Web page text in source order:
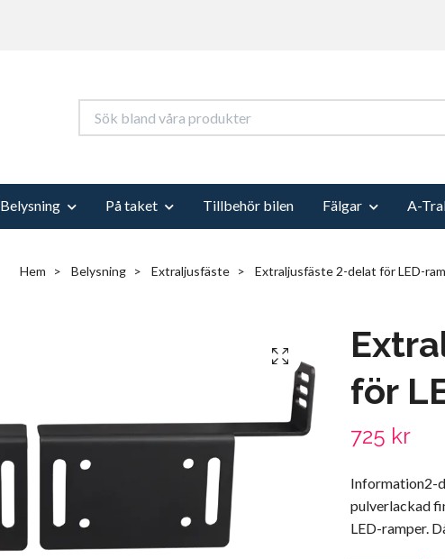
Belysning På taket Tillbehör bilen Fälgar A-
Hem Belysning Extraljusfäste Extraljusfäste 2-delat för LED-
för
725 kr
Information2-
pulverlackad
LED-ramper.